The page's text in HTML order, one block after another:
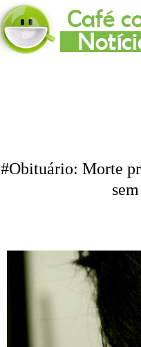
#Obituário: Morte